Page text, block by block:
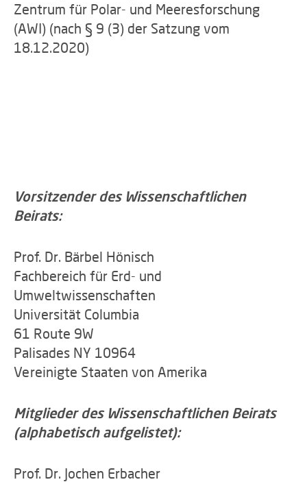
Zentrum für Polar- und Meeresforschung
(AWI) (nach § 9 (3) der Satzung vom
18.12.2020)
Vorsitzender des Wissenschaftlichen
Beirats:
Prof. Dr. Bärbel Hönisch
Fachbereich für Erd- und
Umweltwissenschaften
Universität Columbia
61 Route 9W
Palisades NY 10964
Vereinigte Staaten von Amerika
Mitglieder des Wissenschaftlichen Beirats
(alphabetisch aufgelistet):
Prof. Dr. Jochen Erbacher